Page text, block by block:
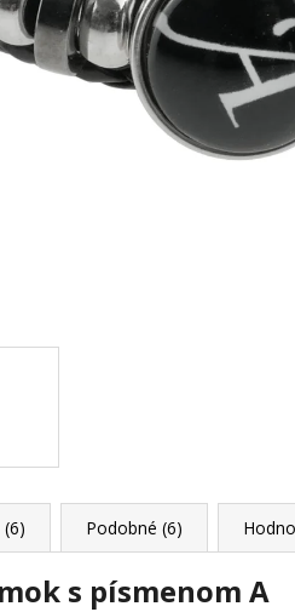
(6) Podobné (6)
s písmenom A